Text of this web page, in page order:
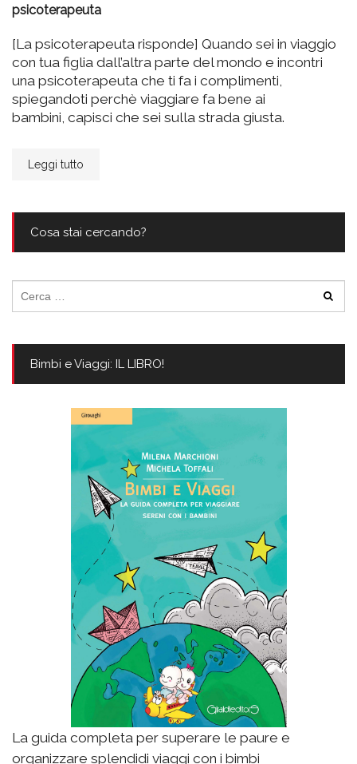
psicoterapeuta
[La psicoterapeuta risponde] Quando sei in viaggio
con tua figlia dall’altra parte del mondo e incontri
una psicoterapeuta che ti fa i complimenti,
spiegandoti perchè viaggiare fa bene ai
bambini, capisci che sei sulla strada giusta.
Leggi tutto
Cosa stai cercando?
per:
Bimbi e Viaggi: IL LIBRO!
La guida completa per superare le paure e
organizzare splendidi viaggi con i bimbi